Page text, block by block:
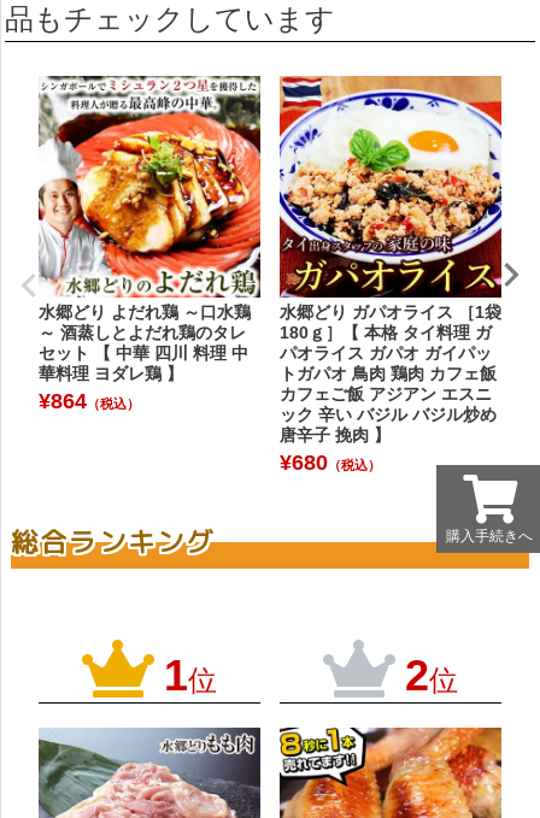
品もチェックしています
水郷どり よだれ鶏 ～口水鶏
～ 酒蒸しとよだれ鶏のタレ
セット 【 中華 四川 料理 中
華料理 ヨダレ鶏 】
¥864 （税込）
水郷どり ガパオライス ［1袋
180ｇ］【 本格 タイ料理 ガ
パオライス ガパオ ガイパッ
トガパオ 鳥肉 鶏肉 カフェ飯
カフェご飯 アジアン エスニ
ック 辛い バジル バジル炒め
唐辛子 挽肉 】
¥680 （税込）
総合ランキング
1位 2位
購入手続きへ
購入手続きへ